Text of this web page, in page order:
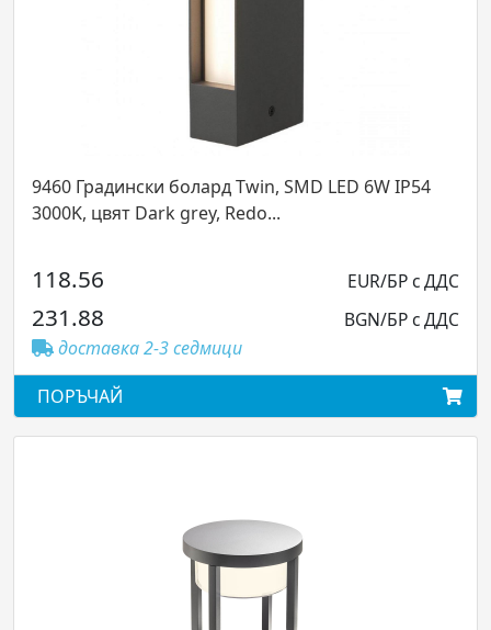
LED 6W IP54
EUR/БР с ДДС
BGN/БР с ДДС
90448 Градински пикел Torch,
3000K, H1200, цвят Dark grey,
доставка 2-3 седмици